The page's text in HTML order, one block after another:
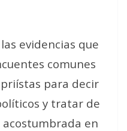
evidencias que
comunes
para decir
y tratar de
en